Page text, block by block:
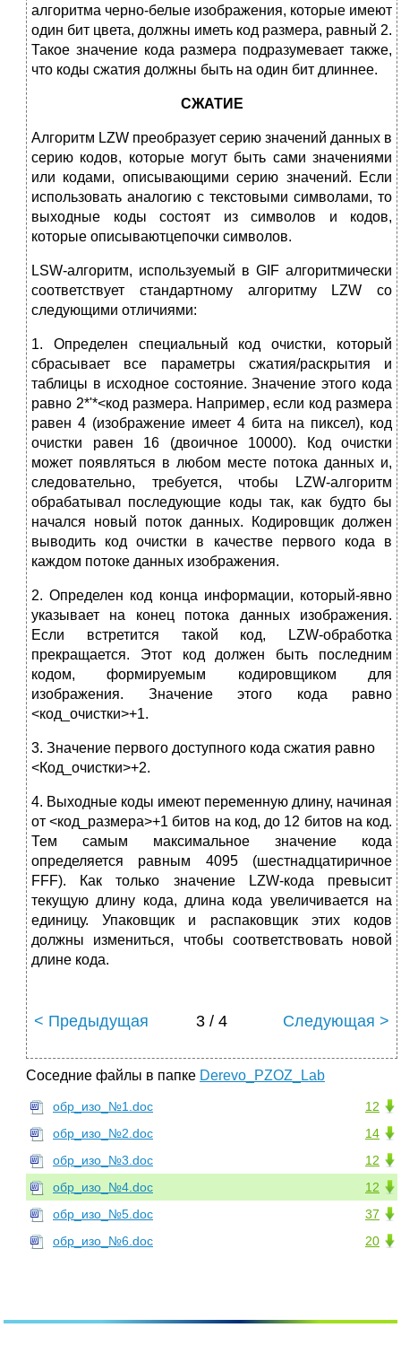
алгоритма черно-белые изображения, которые имеют
один бит цвета, должны иметь код размера, равный 2.
Такое значение кода размера подразумевает также,
что коды сжатия должны быть на один бит длиннее.
СЖАТИЕ
Алгоритм LZW преобразует серию значений данных в
серию кодов, которые могут быть сами значениями
или кодами, описывающими серию значений. Если
использовать аналогию с текстовыми символами, то
выходные коды состоят из символов и кодов,
которые описываютцепочки символов.
LSW-aлгоритм, используемый в GIF алгоритмически
соответствует стандартному алгоритму LZW со
следующими отличиями:
1. Определен специальный код очистки, который
сбрасывает все параметры сжатия/раскрытия и
таблицы в исходное состояние. Значение этого кода
равно 2*'*<код размера. Например, если код размера
равен 4 (изображение имеет 4 бита на пиксел), код
очистки равен 16 (двоичное 10000). Код очистки
может появляться в любом месте потока данных и,
следовательно, требуется, чтобы LZW-алгоритм
обрабатывал последующие коды так, как будто бы
начался новый поток данных. Кодировщик должен
выводить код очистки в качестве первого кода в
каждом потоке данных изображения.
2. Определен код конца информации, который-явно
указывает на конец потока данных изображения.
Если встретится такой код, LZW-обработка
прекращается. Этот код должен быть последним
кодом, формируемым кодировщиком для
изображения. Значение этого кода равно
<код_очистки>+1.
3. Значение первого доступного кода сжатия равно
<Код_очистки>+2.
4. Выходные коды имеют переменную длину, начиная
от <код_размера>+1 битов на код, до 12 битов на код.
Тем самым максимальное значение кода
определяется равным 4095 (шестнадцатиричное
FFF). Как только значение LZW-кода превысит
текущую длину кода, длина кода увеличивается на
единицу. Упаковщик и распаковщик этих кодов
должны измениться, чтобы соответствовать новой
длине кода.
< Предыдущая 3 / 4 Следующая >
Соседние файлы в папке Derevo_PZOZ_Lab
12
обр_изо_№1.doc
14
обр_изо_№2.doc
12
обр_изо_№3.doc
12
обр_изо_№4.doc
37
обр_изо_№5.doc
20
обр_изо_№6.doc